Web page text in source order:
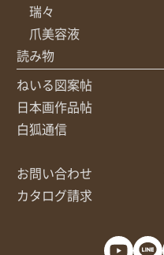
瑞々
爪美容液
読み物
ねいる図案帖
日本画作品帖
白狐通信
お問い合わせ
カタログ請求